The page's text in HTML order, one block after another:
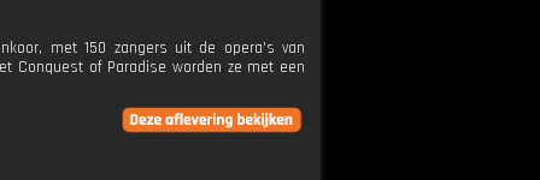
met 150 zangers uit de opera's van
Conquest of Paradise worden ze met een